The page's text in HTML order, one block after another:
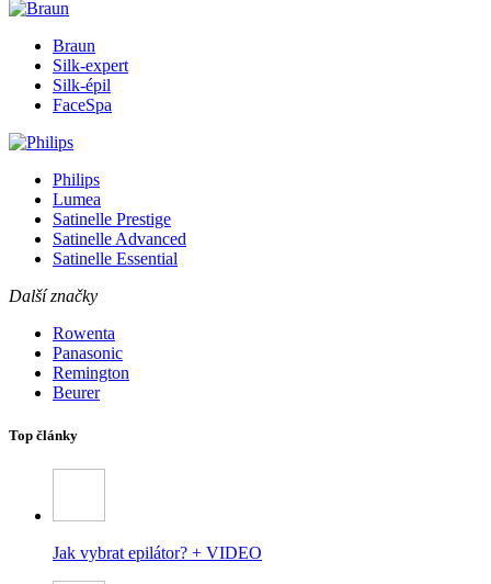
Braun
Silk-expert
Silk-épil
FaceSpa
Philips
Lumea
Satinelle Prestige
Satinelle Advanced
Satinelle Essential
Další značky
Rowenta
Panasonic
Remington
Beurer
Top články
Jak vybrat epilátor? + VIDEO